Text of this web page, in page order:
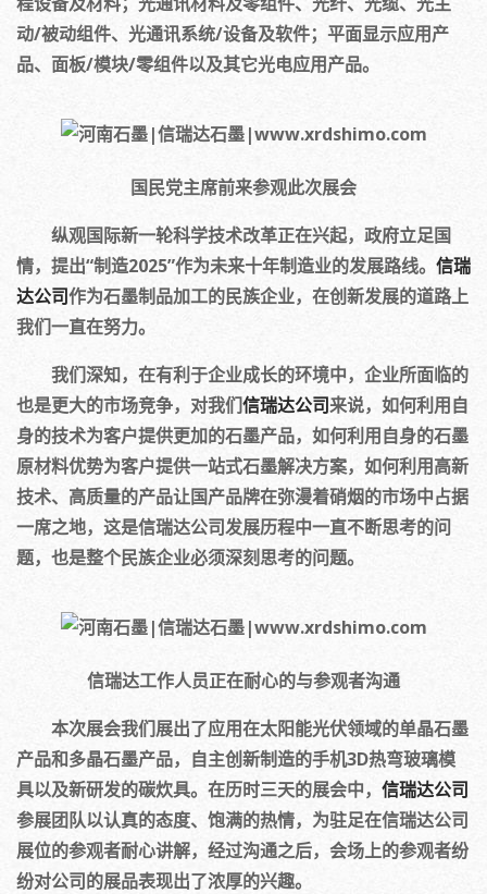
动/被动组件、光通讯系统/设备及软件；平面显示应用产
品、面板/模块/零组件以及其它光电应用产品。
国民党主席前来参观此次展会
纵观国际新一轮科学技术改革正在兴起，政府立足国
情，提出“制造2025”作为未来十年制造业的发展路线。 信瑞
达公司作为石墨制品加工的民族企业，在创新发展的道路上
我们一直在努力。
我们深知，在有利于企业成长的环境中，企业所面临的
也是更大的市场竞争，对我们信瑞达公司来说，如何利用自
身的技术为客户提供更加的石墨产品，如何利用自身的石墨
原材料优势为客户提供一站式石墨解决方案，如何利用高新
技术、高质量的产品让国产品牌在弥漫着硝烟的市场中占据
一席之地，这是信瑞达公司发展历程中一直不断思考的问
题，也是整个民族企业必须深刻思考的问题。
信瑞达工作人员正在耐心的与参观者沟通
本次展会我们展出了应用在太阳能光伏领域的单晶石墨
产品和多晶石墨产品，自主创新制造的手机3D热弯玻璃模
具以及新研发的碳炊具。在历时三天的展会中， 信瑞达公司
参展团队以认真的态度、饱满的热情，为驻足在信瑞达公司
展位的参观者耐心讲解，经过沟通之后，会场上的参观者纷
纷对公司的展品表现出了浓厚的兴趣。